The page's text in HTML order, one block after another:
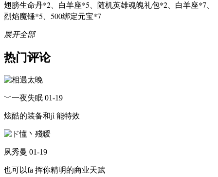
翅膀生命丹*2、白羊座*5、随机英雄魂魄礼包*2、白羊座*7、
烈焰魔锤*5、500绑定元宝*7
展开全部
热门评论
﹀一夜失眠 01-19
炫酷的装备和jì 能特效
夙秀曼 01-19
也可以fā 挥你精明的商业天赋